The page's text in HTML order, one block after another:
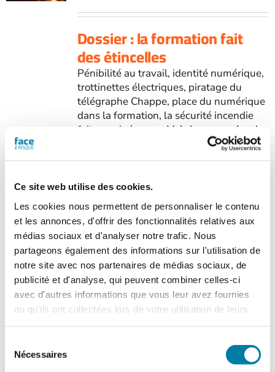
Ce site web utilise des cookies.
Les cookies nous permettent de personnaliser le contenu
et les annonces, d'offrir des fonctionnalités relatives aux
médias sociaux et d'analyser notre trafic. Nous
partageons également des informations sur l'utilisation de
notre site avec nos partenaires de médias sociaux, de
publicité et d'analyse, qui peuvent combiner celles-ci
avec d'autres informations que vous leur avez fournies
ou qu'ils ont collectées lors de votre utilisation de leurs
Nécessaires
Dossier : la formation fait
des étincelles
Pénibilité au travail, identité numérique,
trottinettes électriques, piratage du
télégraphe Chappe, place du numérique
dans la formation, la sécurité incendie
fait son cinéma...
> Voir le sommaire du
consultation de type
"flipbook " (tourné de
page, zoom). Chaque numéro acheté
sera consultable à partir de l'onglet "Mes
magazines numériques" présent dans
votre compte.N.B. Un flipbook n'est pas
un fichier PDF téléchargeable.